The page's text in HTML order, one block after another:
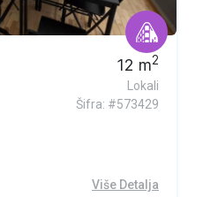
12 m2
Lokali
Šifra: #573429
Više Detalja